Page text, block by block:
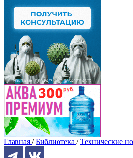
Главная / Библиотека / Технические